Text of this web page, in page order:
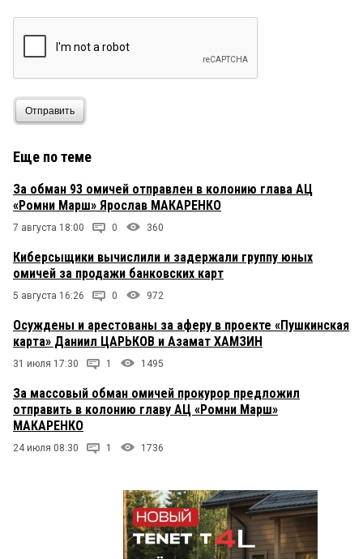
Отправить
Еще по теме
За обман 93 омичей отправлен в колонию глава АЦ
«Ромни Марш» Ярослав МАКАРЕНКО
7 августа 18:00 0 360
Киберсыщики вычислили и задержали группу юных
омичей за продажи банковских карт
5 августа 16:26 0 972
Осуждены и арестованы за аферу в проекте «Пушкинская
карта» Даниил ЦАРЬКОВ и Азамат ХАМЗИН
31 июля 17:30 1 1495
За массовый обман омичей прокурор предложил
отправить в колонию главу АЦ «Ромни Марш»
МАКАРЕНКО
24 июля 08:30 1 1736